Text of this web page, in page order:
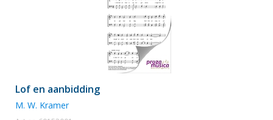
Lof en aanbidding
M. W. Kramer